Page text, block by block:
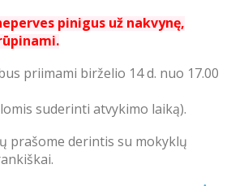
pinigus už nakvynę,
priimami birželio 14 d. nuo 17.00
suderinti atvykimo laiką).
prašome derintis su mokyklų